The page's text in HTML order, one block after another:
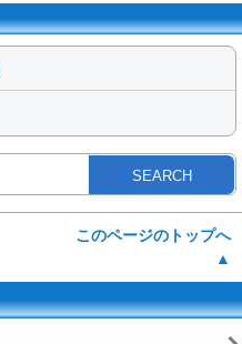
SEARCH
このページのトップへ
▲